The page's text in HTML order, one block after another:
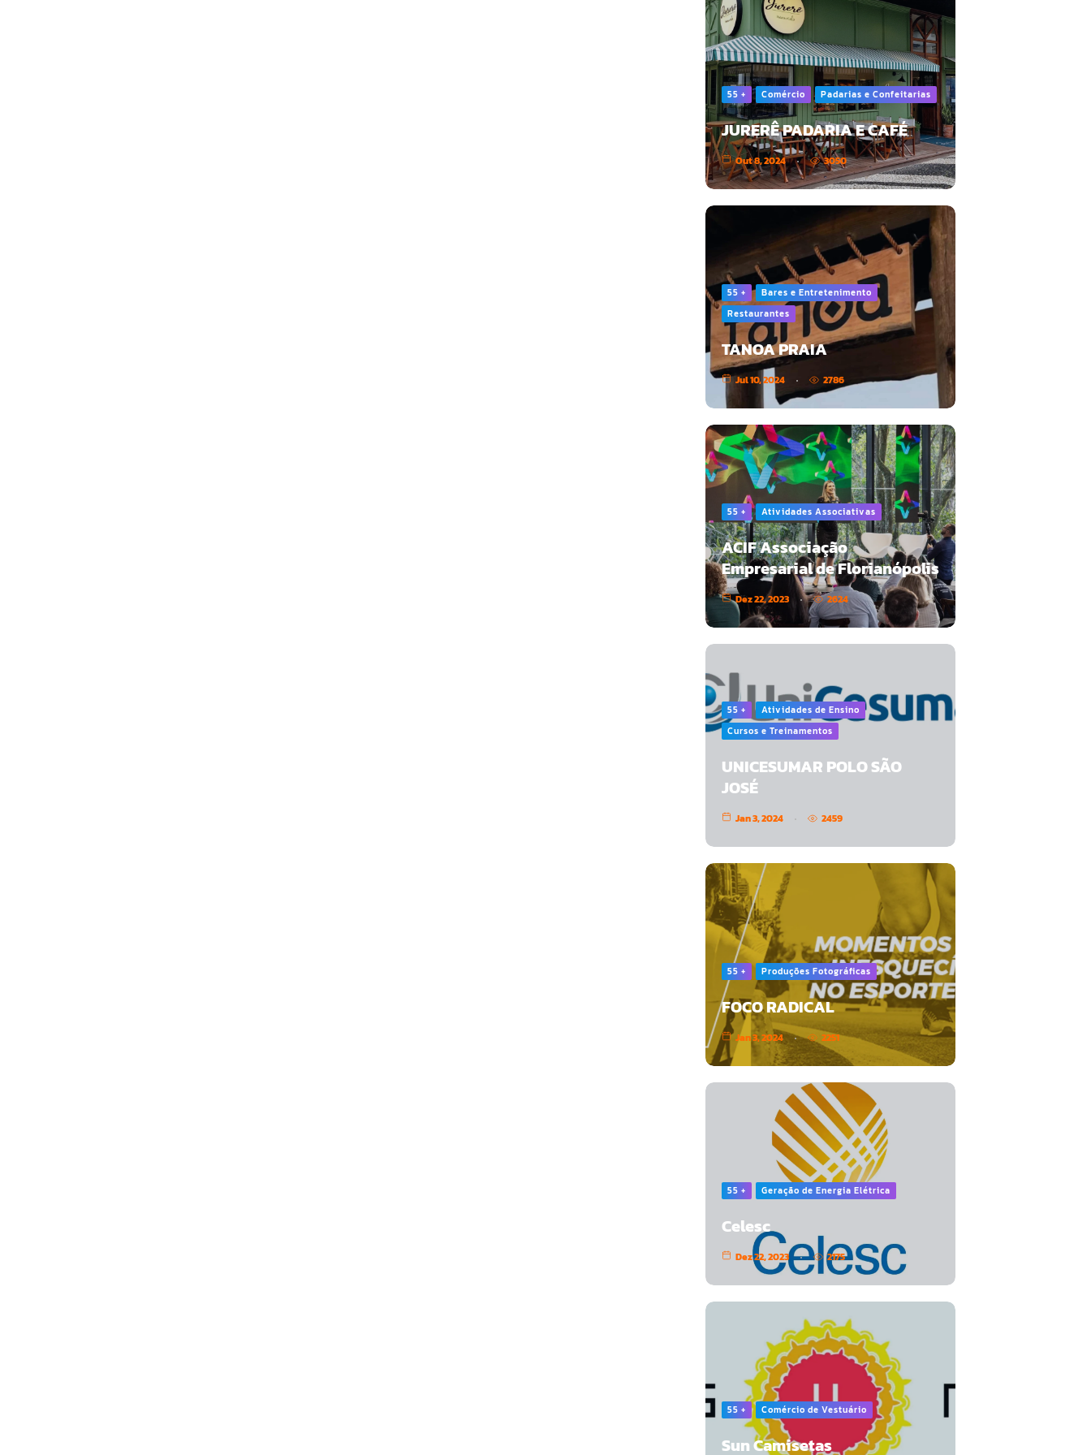
55 + Comércio Padarias e Confeitarias
JURERÊ PADARIA E CAFÉ
Out 8, 2024 3050
55 +
Bares e Entretenimento
Restaurantes
TANOA PRAIA
Jul 10, 2024 2786
55 + Atividades Associativas
ACIF Associação
Empresarial de Florianópolis
Dez 22, 2023 2624
55 +
Atividades de Ensino
Cursos e Treinamentos
UNICESUMAR POLO SÃO
JOSÉ
Jan 3, 2024 2459
55 + Produções Fotográficas
FOCO RADICAL
Jan 3, 2024 2251
55 + Geração de Energia Elétrica
Celesc
Dez 22, 2023 2175
55 + Comércio de Vestuário
Sun Camisetas